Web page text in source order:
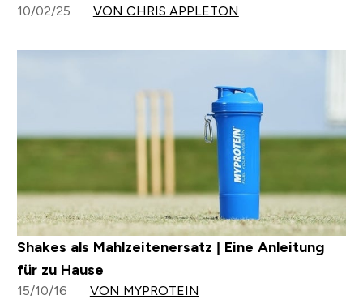
10/02/25 VON CHRIS APPLETON
Shakes als Mahlzeitenersatz | Eine Anleitung
für zu Hause
15/10/16 VON MYPROTEIN